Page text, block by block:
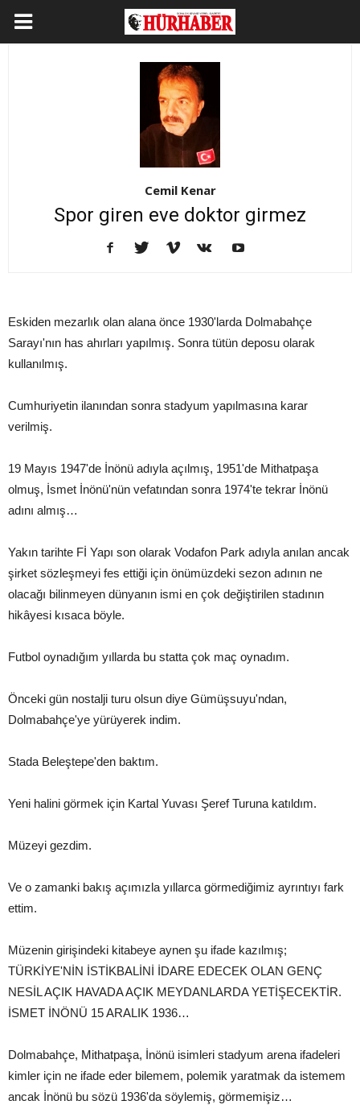
Cemil Kenar
Spor giren eve doktor girmez
Eskiden mezarlık olan alana önce 1930'larda Dolmabahçe
Sarayı'nın has ahırları yapılmış. Sonra tütün deposu olarak
kullanılmış.
Cumhuriyetin ilanından sonra stadyum yapılmasına karar
verilmiş.
19 Mayıs 1947'de İnönü adıyla açılmış, 1951'de Mithatpaşa
olmuş, İsmet İnönü'nün vefatından sonra 1974'te tekrar İnönü
adını almış…
Yakın tarihte Fİ Yapı son olarak Vodafon Park adıyla anılan ancak
şirket sözleşmeyi fes ettiği için önümüzdeki sezon adının ne
olacağı bilinmeyen dünyanın ismi en çok değiştirilen stadının
hikâyesi kısaca böyle.
Futbol oynadığım yıllarda bu statta çok maç oynadım.
Önceki gün nostalji turu olsun diye Gümüşsuyu'ndan,
Dolmabahçe'ye yürüyerek indim.
Stada Beleştepe'den baktım.
Yeni halini görmek için Kartal Yuvası Şeref Turuna katıldım.
Müzeyi gezdim.
Ve o zamanki bakış açımızla yıllarca görmediğimiz ayrıntıyı fark
ettim.
Müzenin girişindeki kitabeye aynen şu ifade kazılmış;
TÜRKİYE'NİN İSTİKBALİNİ İDARE EDECEK OLAN GENÇ
NESİL AÇIK HAVADA AÇIK MEYDANLARDA YETİŞECEKTİR.
İSMET İNÖNÜ 15 ARALIK 1936…
Dolmabahçe, Mithatpaşa, İnönü isimleri stadyum arena ifadeleri
kimler için ne ifade eder bilemem, polemik yaratmak da istemem
ancak İnönü bu sözü 1936'da söylemiş, görmemişiz…